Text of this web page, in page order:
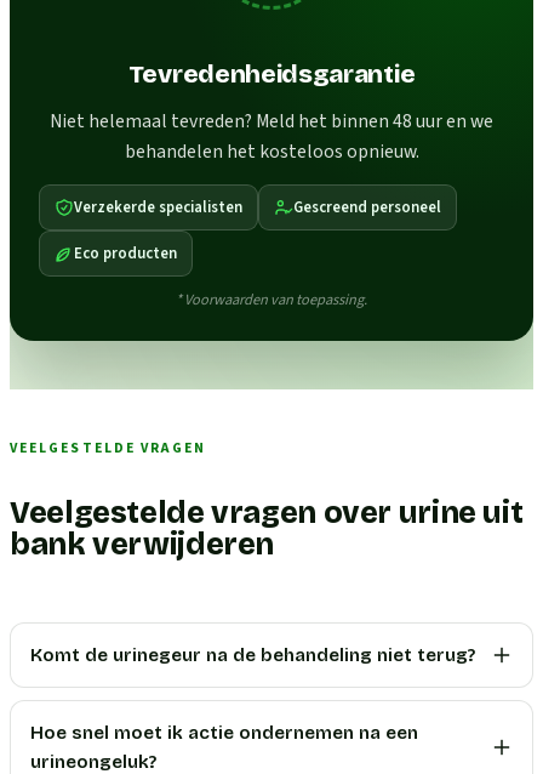
Tevredenheidsgarantie
Niet helemaal tevreden? Meld het binnen 48 uur en we
behandelen het kosteloos opnieuw.
Verzekerde specialisten Gescreend personeel
Eco producten
* Voorwaarden van toepassing.
VEELGESTELDE VRAGEN
Veelgestelde vragen over urine uit
bank verwijderen
Komt de urinegeur na de behandeling niet terug?
Hoe snel moet ik actie ondernemen na een
urineongeluk?